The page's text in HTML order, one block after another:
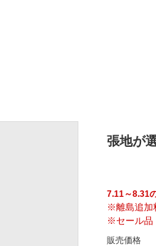
ひむか
張地が
7.11～8.31
※離島追加
※セール品
販売価格